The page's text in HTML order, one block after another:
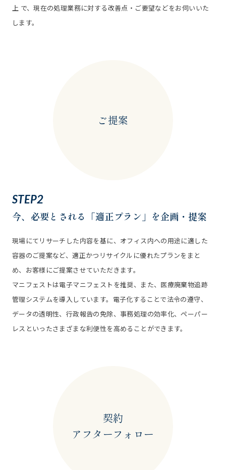
上 で、現在の処理業務に対する改善点・ご要望などをお伺いいた
します。
ご提案
STEP2
今、必要とされる 「適正プラン」を企画・提案
現場にてリサーチした内容を基に、オフィス内への用途に適した
容器のご提案など、適正かつリサイクルに優れたプランをまと
め、お客様にご提案させていただきます。
マニフェストは電子マニフェストを推奨、また、医療廃棄物追跡
管理システムを導入しています。電子化することで法令の遵守、
データの透明性、行政報告の免除、事務処理の効率化、ペーパー
レスといったさまざまな利便性を高めることができます。
契約
アフターフォロー